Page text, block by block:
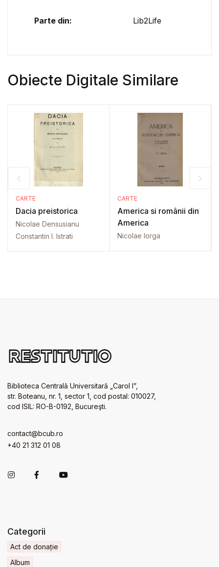
Parte din: Lib2Life
Obiecte Digitale Similare
CARTE
Dacia preistorica
Nicolae Densusianu
Constantin I. Istrati
CARTE
America si românii din
America
Nicolae Iorga
Biblioteca Centrală Universitară „Carol I”,
str. Boteanu, nr. 1, sector 1, cod postal: 010027,
cod ISIL: RO-B-0192, Bucureşti.
contact@bcub.ro
+40 21 312 01 08
Categorii
Act de donație
Album